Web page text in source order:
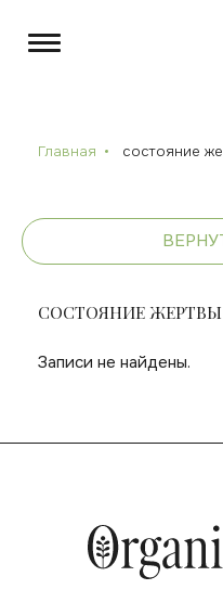
Главная состояние
СОСТОЯНИЕ ЖЕРТВЫ
Записи не найдены.